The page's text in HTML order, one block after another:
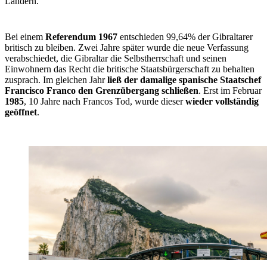
Bei einem Referendum 1967 entschieden 99,64% der Gibraltarer
britisch zu bleiben. Zwei Jahre später wurde die neue Verfassung
verabschiedet, die Gibraltar die Selbstherrschaft und seinen
Einwohnern das Recht die britische Staatsbürgerschaft zu behalten
zusprach. Im gleichen Jahrließ der damalige spanische Staatschef
Francisco Franco den Grenzübergang schließen. Erst im Februar
1985, 10 Jahre nach Francos Tod, wurde dieserwieder vollständig
geöffnet.